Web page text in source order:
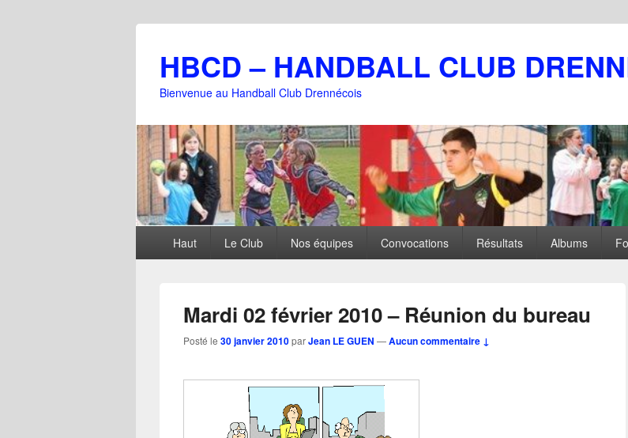
HBCD – HANDBALL CLUB
Bienvenue au Handball Club Drennécois
principalHaut Le Club Nos équipes Convocations Résultats Albums
Mardi 02 février 2010 – Réunion du bureau
Posté le 30 janvier 2010parJean LE GUEN —Aucun commentaire ↓